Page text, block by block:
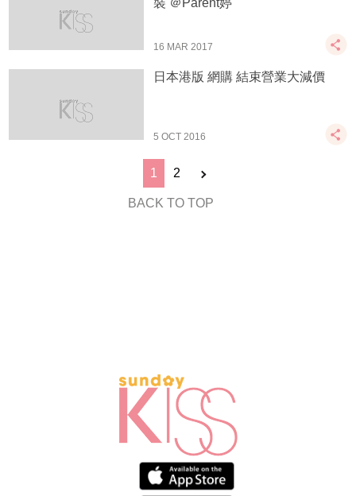
16 MAR 2017
日本港版 網購 結束營業大減價
5 OCT 2016
1 2
BACK TO TOP